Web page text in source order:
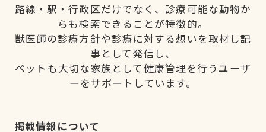
路線・駅・行政区だけでなく、診療可能な動物か
らも検索できることが特徴的。
獣医師の診療方針や診療に対する想いを取材し記
事として発信し、
ペットも大切な家族として健康管理を行うユーザ
ーをサポートしています。
掲載情報について